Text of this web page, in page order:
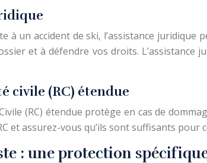
à un accident de ski, l’assistance
et à défendre vos droits. L’assistance
civile (RC) étendue
(RC) étendue protège en cas de
et assurez-vous qu’ils sont suffisants pour
: une protection